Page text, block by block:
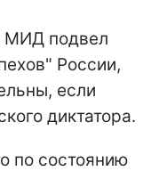
МИД подвел
России,
если
диктатора.
по состоянию